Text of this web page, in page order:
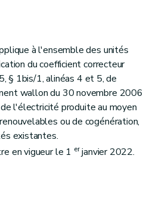
à l'ensemble des unités
du coefficient correcteur
§ 1bis/1, alinéas 4 et 5, de
wallon du 30 novembre 2006
l'électricité produite au moyen
ou de cogénération,
existantes.
en vigueur le 1 erjanvier 2022.